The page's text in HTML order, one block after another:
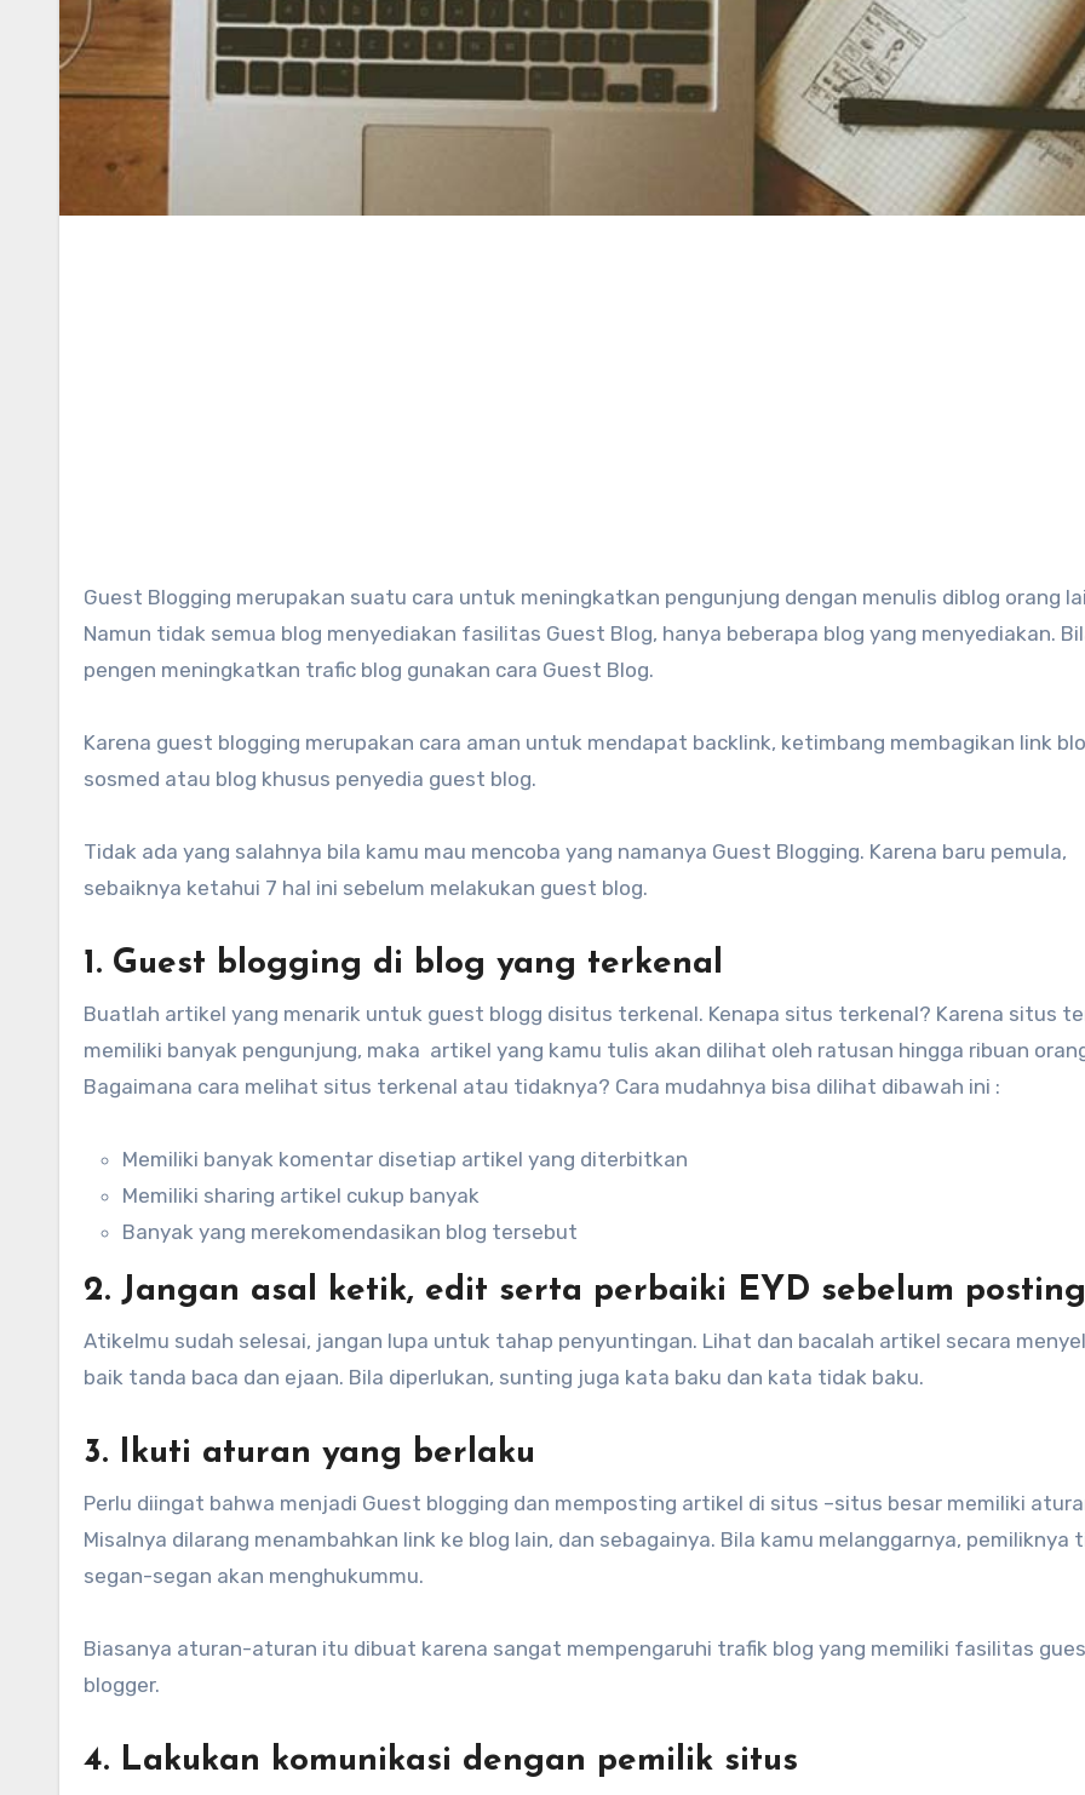
Guest Blogging merupakan suatu cara untuk meningkatkan pengunjung dengan menulis diblog orang lain.
Namun tidak semua blog menyediakan fasilitas Guest Blog, hanya beberapa blog yang menyediakan.
pengen meningkatkan trafic blog gunakan cara Guest Blog.
Karena guest blogging merupakan cara aman untuk mendapat backlink, ketimbang membagikan link
sosmed atau blog khusus penyedia guest blog.
Tidak ada yang salahnya bila kamu mau mencoba yang namanya Guest Blogging. Karena baru pemula,
sebaiknya ketahui 7 hal ini sebelum melakukan guest blog.
1. Guest blogging di blog yang terkenal
Buatlah artikel yang menarik untuk guest blogg disitus terkenal. Kenapa situs terkenal? Karena situs
memiliki banyak pengunjung, maka artikel yang kamu tulis akan dilihat oleh ratusan hingga ribuan
Bagaimana cara melihat situs terkenal atau tidaknya? Cara mudahnya bisa dilihat dibawah ini :
Memiliki banyak komentar disetiap artikel yang diterbitkan
Memiliki sharing artikel cukup banyak
Banyak yang merekomendasikan blog tersebut
2. Jangan asal ketik, edit serta perbaiki EYD sebelum posting
Atikelmu sudah selesai, jangan lupa untuk tahap penyuntingan. Lihat dan bacalah artikel secara
baik tanda baca dan ejaan. Bila diperlukan, sunting juga kata baku dan kata tidak baku.
3. Ikuti aturan yang berlaku
Perlu diingat bahwa menjadi Guest blogging dan memposting artikel di situs –situs besar memiliki
Misalnya dilarang menambahkan link ke blog lain, dan sebagainya. Bila kamu melanggarnya, pemiliknya
segan-segan akan menghukummu.
Biasanya aturan-aturan itu dibuat karena sangat mempengaruhi trafik blog yang memiliki fasilitas
blogger.
4. Lakukan komunikasi dengan pemilik situs